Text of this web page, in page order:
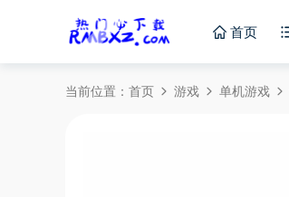
首页
当前位置： 首页 游戏 单机游戏